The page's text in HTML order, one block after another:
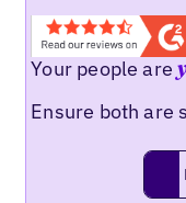
Your people are
Ensure both are